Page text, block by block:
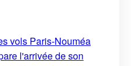
vols Paris-Nouméa
l'arrivée de son